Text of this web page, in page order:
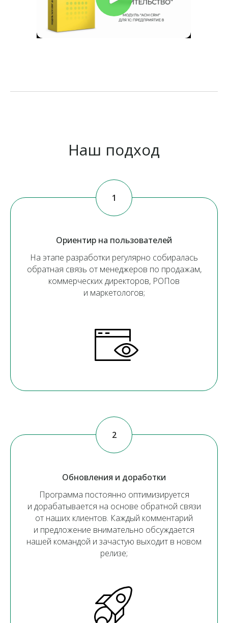
Наш подход
Ориентир на пользователей
На этапе разработки регулярно собиралась
обратная связь от менеджеров по продажам,
коммерческих директоров, РОПов
и маркетологов;
Обновления и доработки
Программа постоянно оптимизируется
и дорабатывается на основе обратной связи
от наших клиентов. Каждый комментарий
и предложение внимательно обсуждается
нашей командой и зачастую выходит в новом
релизе;